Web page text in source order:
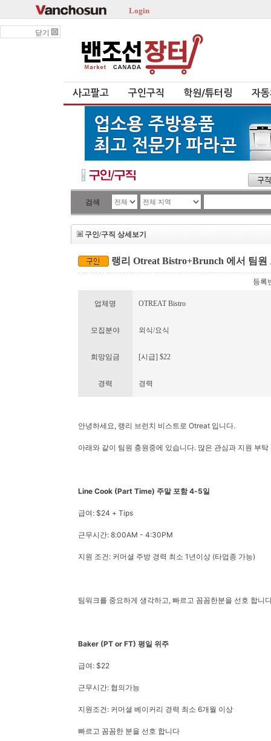
Login
닫기
사고팔고 구인구직 학원/튜터링 자
검색
구인/구직 상세보기
랭리 Otreat Bistro+Brunch 에서 팀원
등록
업체명 OTREAT Bistro
모집분야 외식/요식
희망임금 [시급] $22
경력 경력
안녕하세요, 랭리 브런치 비스트로 Otreat 입니다.
아래와 같이 팀원 충원중에 있습니다. 많은 관심과 지원 부탁
Line Cook (Part Time) 주말 포함 4-5일
급여: $24 + Tips
근무시간: 8:00AM - 4:30PM
지원 조건: 커머셜 주방 경력 최소 1년이상 (타업종 가능)
팀워크를 중요하게 생각하고, 빠르고 꼼꼼한분을 선호 합니
Baker (PT or FT) 평일 위주
급여: $22
근무시간: 협의가능
지원조건: 커머셜 베이커리 경력 최소 6개월 이상
빠르고 꼼꼼한 분을 선호 합니다